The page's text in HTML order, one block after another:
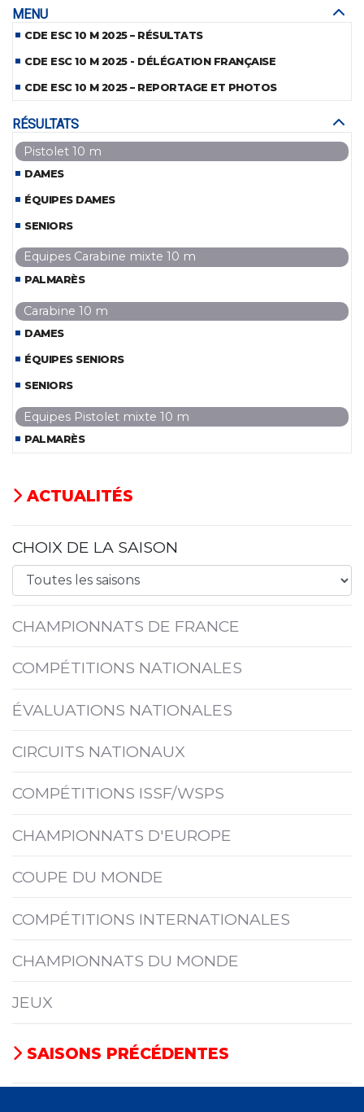
MENU
CDE ESC 10 M 2025 – RÉSULTATS
CDE ESC 10 M 2025 - DÉLÉGATION FRANÇAISE
CDE ESC 10 M 2025 – REPORTAGE ET PHOTOS
RÉSULTATS
Pistolet 10 m
DAMES
ÉQUIPES DAMES
SENIORS
Equipes Carabine mixte 10 m
PALMARÈS
Carabine 10 m
DAMES
ÉQUIPES SENIORS
SENIORS
Equipes Pistolet mixte 10 m
PALMARÈS
ACTUALITÉS
CHOIX DE LA SAISON
CHAMPIONNATS DE FRANCE
COMPÉTITIONS NATIONALES
ÉVALUATIONS NATIONALES
CIRCUITS NATIONAUX
COMPÉTITIONS ISSF/WSPS
CHAMPIONNATS D'EUROPE
COUPE DU MONDE
COMPÉTITIONS INTERNATIONALES
CHAMPIONNATS DU MONDE
JEUX
SAISONS PRÉCÉDENTES